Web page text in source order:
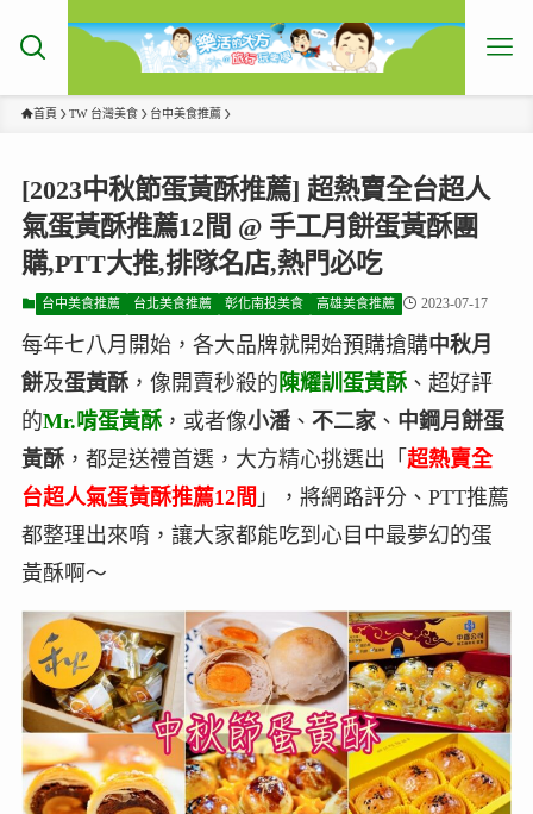
首頁 TW 台灣美食 台中美食推薦
[2023中秋節蛋黃酥推薦] 超熱賣全台超人
氣蛋黃酥推薦12間 @ 手工月餅蛋黃酥團
購,PTT大推,排隊名店,熱門必吃
台中美食推薦 台北美食推薦 彰化南投美食 高雄美食推薦 2023-07-17
每年七八月開始，各大品牌就開始預購搶購中秋月
餅及蛋黃酥，像開賣秒殺的 陳耀訓蛋黃酥、超好評
的Mr.啃蛋黃酥，或者像小潘、 不二家、 中鋼月餅蛋
黃酥，都是送禮首選，大方精心挑選出「 超熱賣全
台超人氣蛋黃酥推薦12間 」，將網路評分、PTT推薦
都整理出來唷，讓大家都能吃到心目中最夢幻的蛋
黃酥啊～